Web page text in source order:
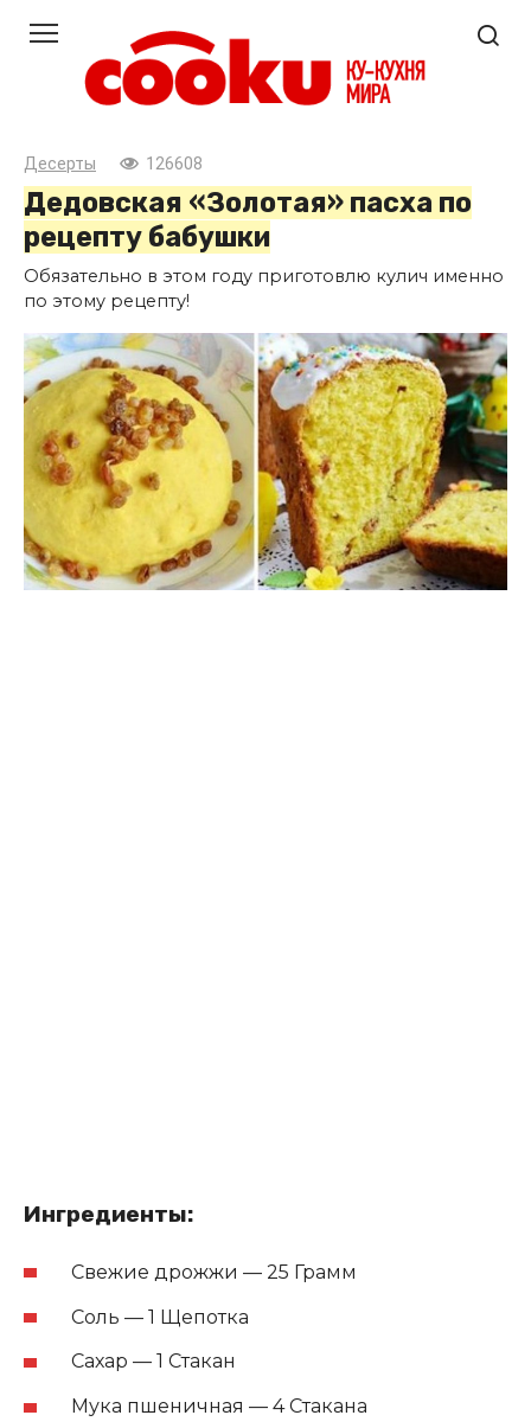
контенту
Десерты 126608
Дедовская «Золотая» пасха по
рецепту бабушки
Обязательно в этом году приготовлю кулич именно
по этому рецепту!
Ингредиенты:
Свежие дрожжи — 25 Грамм
Соль — 1 Щепотка
Сахар — 1 Стакан
Мука пшеничная — 4 Стакана